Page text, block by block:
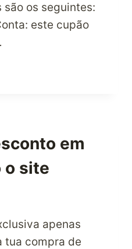
os seguintes:
este cupão
em
o site
apenas
tua compra de